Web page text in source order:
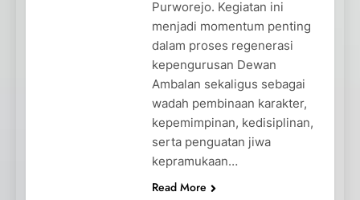
Purworejo. Kegiatan ini
menjadi momentum penting
dalam proses regenerasi
kepengurusan Dewan
Ambalan sekaligus sebagai
wadah pembinaan karakter,
kepemimpinan, kedisiplinan,
serta penguatan jiwa
kepramukaan…
Read More